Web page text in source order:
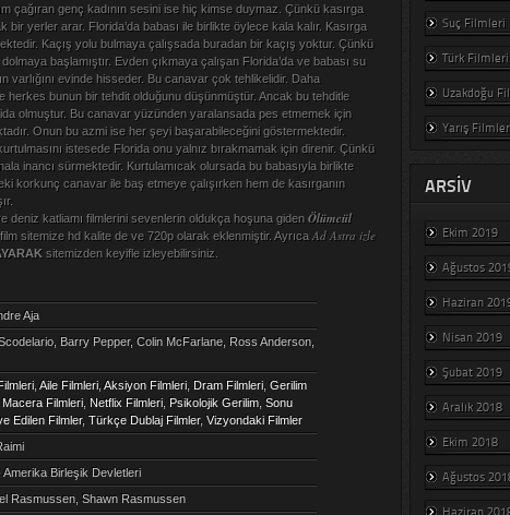
çağıran genç kadının sesini ise hiç kimse duymaz. Çünkü kasırga
yerler arar. Florida’da babası ile birlikte öylece kala kalır. Kasırga
Kaçış yolu bulmaya çalışsada buradan bir kaçış yoktur. Çünkü
başlamıştır. Evden çıkmaya çalışan Florida’da ve babası su
varlığını evinde hisseder. Bu canavar çok tehlikelidir. Daha
herkes bunun bir tehdit olduğunu düşünmüştür. Ancak bu tehditle
olmuştur. Bu canavar yüzünden yaralansada pes etmemek için
Onun bu azmi ise her şeyi başarabileceğini göstermektedir.
kurtulmasını istesede Florida onu yalnız bırakmamak için direnir. Çünkü
inancı sürmektedir. Kurtulamıcak olursada bu babasıyla birlikte
korkunç canavar ile baş etmeye çalışırken hem de kasırganın
deniz katliamı filmlerini sevenlerin oldukça hoşuna giden Ölümcül
sitemize hd kalite de ve 720p olarak eklenmiştir. Ayrıca Ad Astra izle
sitemizden keyifle izleyebilirsiniz.
Aja
Barry Pepper, Colin McFarlane, Ross Anderson,
, Aile Filmleri, Aksiyon Filmleri, Dram Filmleri, Gerilim
Macera Filmleri, Netflix Filmleri, Psikolojik Gerilim, Sonu
Edilen Filmler, Türkçe Dublaj Filmler, Vizyondaki Filmler
Amerika Birleşik Devletleri
Rasmussen, Shawn Rasmussen
Suç Filmleri
Türk Filmleri
Uzakdoğu
Yarış
ARSIV
Ekim 2019
Ağustos
Haziran
Nisan 2019
Şubat 2019
Aralık 2018
Ekim 2018
Ağustos
Haziran